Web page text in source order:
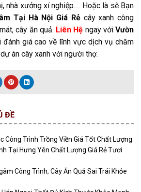
nhà xưởng xí nghiệp…. Hoặc là sẽ Bạn
Tại Hà Nội Giá Rẻcây xanh công
cây ăn quả. Liên Hệ ngay với Vườn
đánh giá cao về lĩnh vực dịch vụ chăm
án cây xanh với người thợ.
ĐỀ
Công Trình Trồng Viền Giá Tốt Chất Lượng
Tại Hưng Yên Chất Lượng Giá Rẻ Tươi
Công Trình, Cây Ăn Quả Sai Trái Khỏe